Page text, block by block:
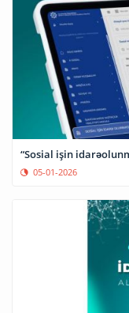
“Sosial işin
05-01-2026